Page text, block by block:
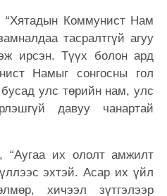
Коммунист Нам
тасралтгүй агуу
ирсэн. Түүх болон ард
Намыг сонгосны гол
улс төрийн нам, улс
давуу чанартай
их ололт амжилт
эхтэй. Асар их үйл
хичээл зүтгэлээр